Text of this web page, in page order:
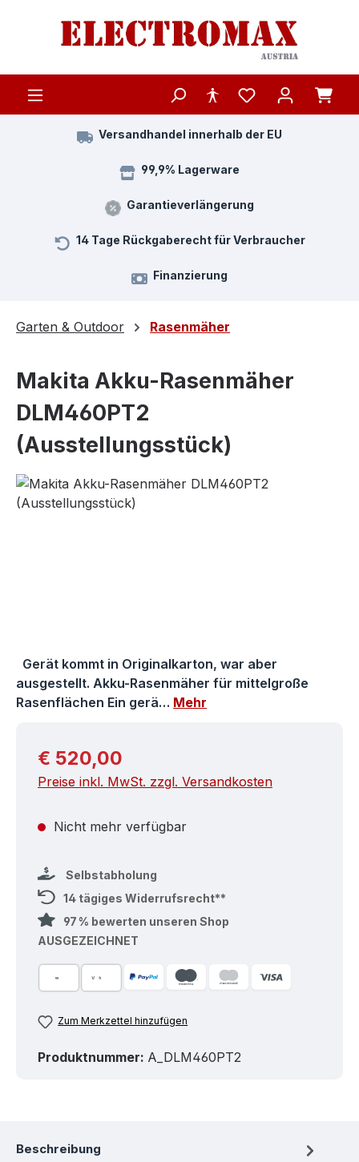
Zum Hauptinhalt springen
Versandhandel innerhalb der EU
99,9% Lagerware
Garantieverlängerung
14 Tage Rückgaberecht für Verbraucher
Finanzierung
Garten & Outdoor Rasenmäher
Makita Akku-Rasenmäher
DLM460PT2
(Ausstellungsstück)
Bildergalerie überspringen
Gerät kommt in Originalkarton, war aber
ausgestellt. Akku-Rasenmäher für mittelgroße
Rasenflächen Ein gerä… Mehr
Regulärer Preis:
€ 520,00
Preise inkl. MwSt. zzgl. Versandkosten
Nicht mehr verfügbar
Selbstabholung
14 tägiges Widerrufsrecht**
97 % bewerten unseren Shop
AUSGEZEICHNET
Zum Merkzettel hinzufügen
Produktnummer: A_DLM460PT2
Beschreibung